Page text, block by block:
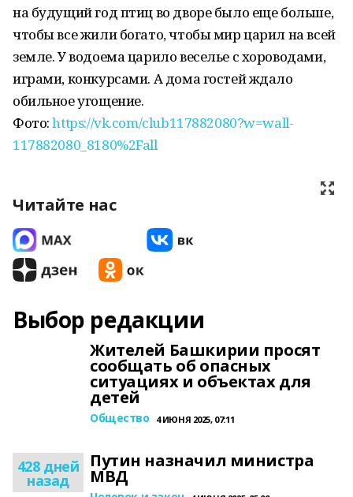
на будущий год птиц во дворе было еще больше,
чтобы все жили богато, чтобы мир царил на всей
земле. У водоема царило веселье с хороводами,
играми, конкурсами. А дома гостей ждало
обильное угощение.
Фото:https://vk.com/club117882080?w=wall-
117882080_8180%2Fall
Читайте нас
Выбор редакции
Жителей Башкирии просят
сообщать об опасных
ситуациях и объектах для
детей
Общество 4 ИЮНЯ 2025, 07:11
428 дней
назад
Путин назначил министра
МВД